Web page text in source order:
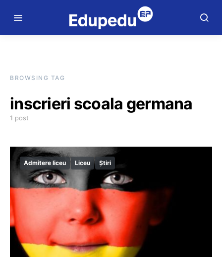
BROWSING TAG
inscrieri scoala germana
1 post
Admitere liceu Liceu Știri